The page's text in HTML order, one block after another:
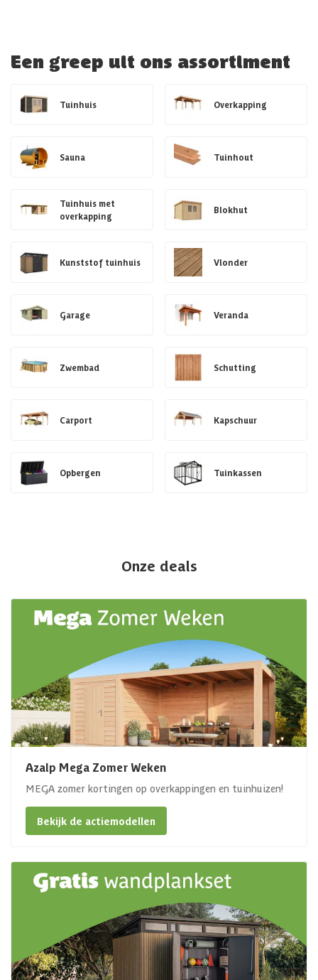
Een greep uit ons assortiment
Tuinhuis Overkapping
Sauna Tuinhout
Tuinhuis met
overkapping
Blokhut
Kunststof tuinhuis Vlonder
Garage Veranda
Zwembad Schutting
Carport Kapschuur
Opbergen Tuinkassen
Onze deals
Azalp Mega Zomer Weken
MEGA zomer kortingen op overkappingen en tuinhuizen!
Bekijk de actiemodellen